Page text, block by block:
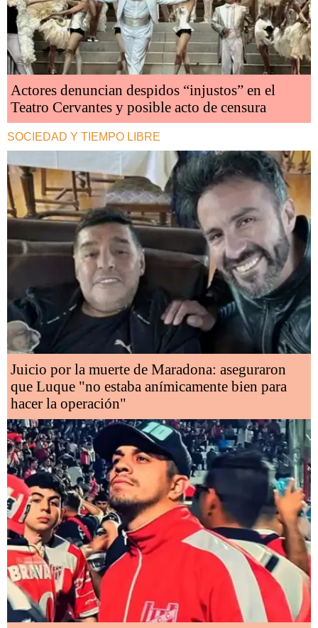
Actores denuncian despidos “injustos” en el
Teatro Cervantes y posible acto de censura
SOCIEDAD Y TIEMPO LIBRE
Juicio por la muerte de Maradona: aseguraron
que Luque "no estaba anímicamente bien para
hacer la operación"